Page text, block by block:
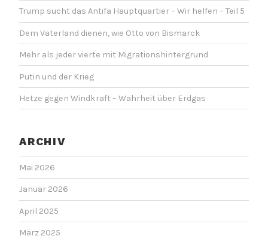
Trump sucht das Antifa Hauptquartier – Wir helfen – Teil 5
Dem Vaterland dienen, wie Otto von Bismarck
Mehr als jeder vierte mit Migrationshintergrund
Putin und der Krieg
Hetze gegen Windkraft – Wahrheit über Erdgas
ARCHIV
Mai 2026
Januar 2026
April 2025
März 2025